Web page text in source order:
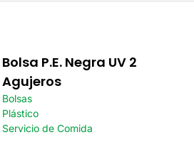
Bolsa P.E. Negra UV 2
Agujeros
Bolsas
Plástico
Servicio de Comida